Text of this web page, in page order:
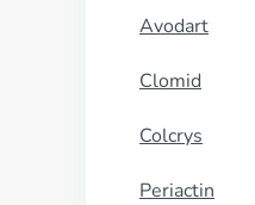
Avodart
Clomid
Colcrys
Periactin